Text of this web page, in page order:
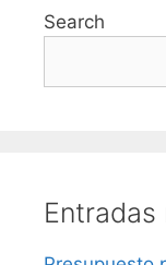
Search